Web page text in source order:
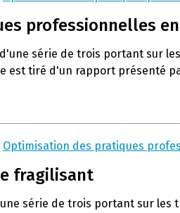
professionnelles
série de trois portant sur
est tiré d'un rapport présenté
Optimisation des pratiques
fragilisant
série de trois portant sur les